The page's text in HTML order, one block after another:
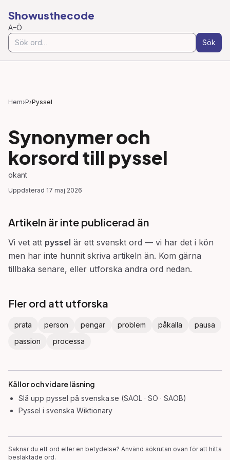
Showusthecode
A–Ö
Sök
Hem›P›Pyssel
Synonymer och
korsord till pyssel
okant
Uppdaterad 17 maj 2026
Artikeln är inte publicerad än
Vi vet att pyssel är ett svenskt ord — vi har det i kön
men har inte hunnit skriva artikeln än. Kom gärna
tillbaka senare, eller utforska andra ord nedan.
Fler ord att utforska
prata person pengar problem påkalla
pausa
passion
processa
Källor och vidare läsning
Slå upp pyssel på svenska.se (SAOL · SO · SAOB)
Pyssel i svenska Wiktionary
Saknar du ett ord eller en betydelse? Använd sökrutan ovan för att hitta
besläktade ord.